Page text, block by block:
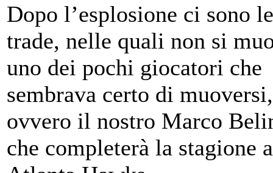
Dopo l’esplosione ci sono
trade, nelle quali non si
uno dei pochi giocatori che
sembrava certo di muoversi,
ovvero il nostro Marco
che completerà la stagione